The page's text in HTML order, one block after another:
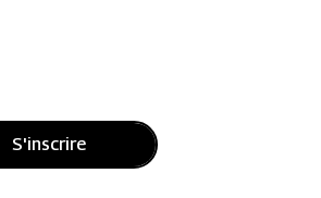
S'inscrire